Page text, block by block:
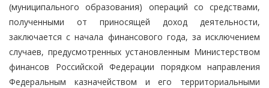
(муниципального образования) операций со средствами,
полученными от приносящей доход деятельности,
заключается с начала финансового года, за исключением
случаев, предусмотренных установленным Министерством
финансов Российской Федерации порядком направления
Федеральным казначейством и его территориальными